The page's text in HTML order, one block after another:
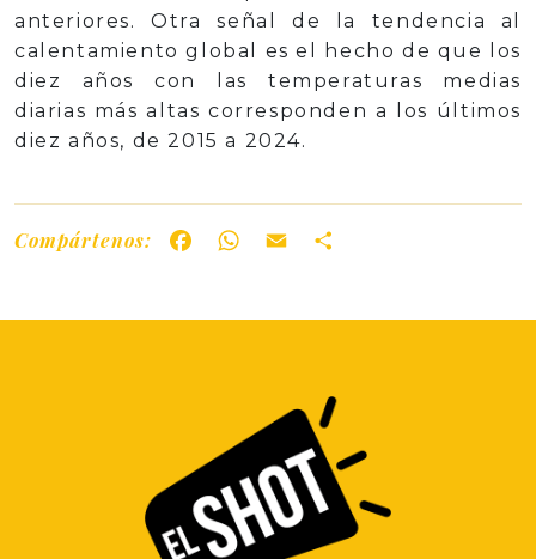
anteriores. Otra señal de la tendencia al
calentamiento global es el hecho de que los
diez años con las temperaturas medias
diarias más altas corresponden a los últimos
diez años, de 2015 a 2024.
Compártenos: FacebookWhatsApp
Email